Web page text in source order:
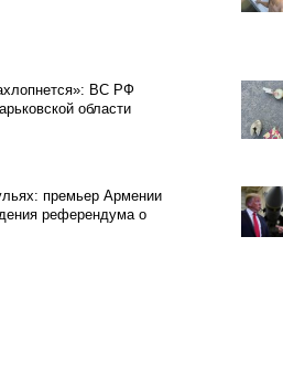
ВС РФ
области
премьер Армении
референдума о